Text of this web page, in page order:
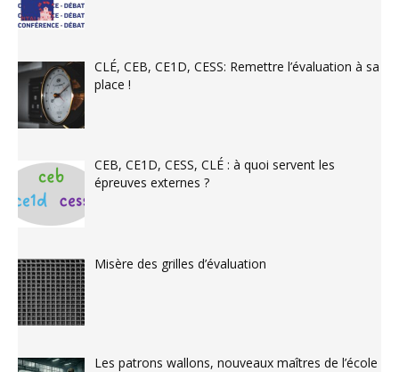
CLÉ, CEB, CE1D, CESS: Remettre l’évaluation à sa
place !
CEB, CE1D, CESS, CLÉ : à quoi servent les
épreuves externes ?
Misère des grilles d’évaluation
Les patrons wallons, nouveaux maîtres de l’école